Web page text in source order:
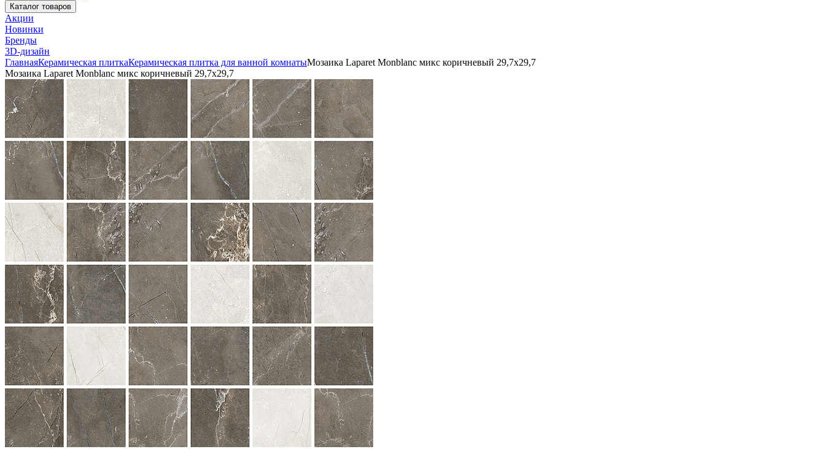
Каталог товаров
Акции
Новинки
Бренды
3D-дизайн
ГлавнаяКерамическая плиткаКерамическая плитка для ванной комнатыМозаика Laparet Monblanc микс коричневый 29,7х29,7
Мозаика Laparet Monblanc микс коричневый 29,7х29,7